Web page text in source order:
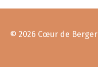
© 2026 Cœur de